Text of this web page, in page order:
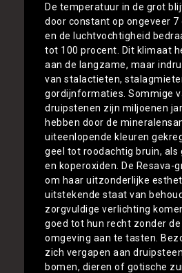
De temperatuur in de grot
door constant op ongeveer 7
en de luchtvochtigheid
tot 100 procent. Dit klimaat
aan de langzame, maar
van stalactieten,
gordijnformaties. Sommige
druipstenen zijn miljoenen
hebben door de
uiteenlopende kleuren
geel tot roodachtig bruin, als
en koperoxiden. De Resava-
om haar uitzonderlijke
uitstekende staat van
zorgvuldige verlichting
goed tot hun recht zonder
omgeving aan te tasten.
zich vergapen aan
bomen, dieren of gotische